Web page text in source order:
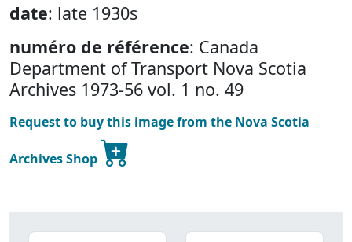
date: late 1930s
numéro de référence: Canada
Department of Transport Nova Scotia
Archives 1973-56 vol. 1 no. 49
Request to buy this image from the Nova Scotia
Archives Shop